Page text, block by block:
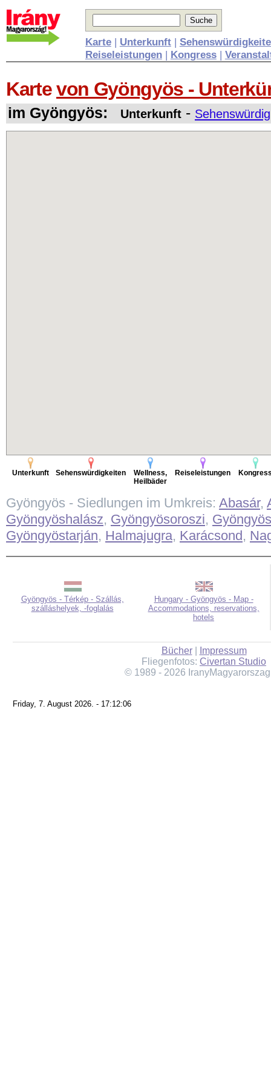
Karte| Unterkunft|
Reiseleistungen| Kongress|
Kartevon Gyöngyös -
im Gyöngyös: Unterkunft -
Unterkunft Sehenswürdigkeiten
Wellness,
Heilbäder
Reiseleistungen
Gyöngyös - Siedlungen im Umkreis: Abasár,
Gyöngyöshalász, Gyöngyösoroszi,
Gyöngyöstarján, Halmajugra, Karácsond,
Gyöngyös - Térkép - Szállás,
szálláshelyek, -foglalás
Hungary - Gyöngyös - Map -
Accommodations, reservations,
hotels
Bücher|
Impressum
Fliegenfotos: Civertan Studio
© 1989 - 2026
Friday, 7. August 2026. - 17:12:06